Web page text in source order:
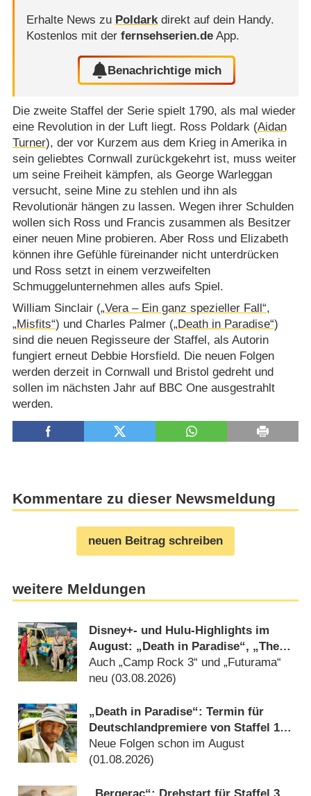
Erhalte News zu Poldarkdirekt auf dein Handy.
Kostenlos mit der fernsehserien.deApp.
Benachrichtige mich
Die zweite Staffel der Serie spielt 1790, als mal wieder
eine Revolution in der Luft liegt. Ross Poldark (Aidan
Turner), der vor Kurzem aus dem Krieg in Amerika in
sein geliebtes Cornwall zurückgekehrt ist, muss weiter
um seine Freiheit kämpfen, als George Warleggan
versucht, seine Mine zu stehlen und ihn als
Revolutionär hängen zu lassen. Wegen ihrer Schulden
wollen sich Ross und Francis zusammen als Besitzer
einer neuen Mine probieren. Aber Ross und Elizabeth
können ihre Gefühle füreinander nicht unterdrücken
und Ross setzt in einem verzweifelten
Schmuggelunternehmen alles aufs Spiel.
William Sinclair („Vera – Ein ganz spezieller Fall“,
„Misfits“) und Charles Palmer („Death in Paradise“)
sind die neuen Regisseure der Staffel, als Autorin
fungiert erneut Debbie Horsfield. Die neuen Folgen
werden derzeit in Cornwall und Bristol gedreht und
sollen im nächsten Jahr auf BBC One ausgestrahlt
werden.
Kommentare zu dieser Newsmeldung
neuen Beitrag schreiben
weitere Meldungen
Disney+- und Hulu-Highlights im
August: „Death in Paradise“, „The
Shards“ und das Ende für „Die
neuen Zauberer vom Waverly Place“
Auch „Camp Rock 3“ und „Futurama“
neu (03.08.2026)
„Death in Paradise“: Termin für
Deutschlandpremiere von Staffel 15
bekannt
Neue Folgen schon im August
(01.08.2026)